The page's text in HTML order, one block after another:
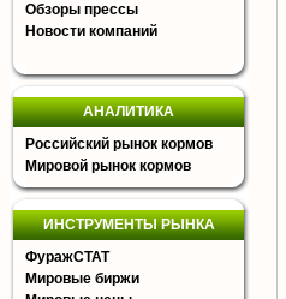
Обзоры прессы
Новости компаний
АНАЛИТИКА
Российский рынок кормов
Мировой рынок кормов
ИНСТРУМЕНТЫ РЫНКА
ФуражСТАТ
Мировые биржи